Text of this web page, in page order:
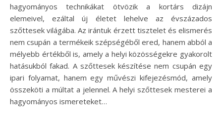
hagyományos technikákat ötvözik a kortárs dizájn
elemeivel, ezáltal új életet lehelve az évszázados
szőttesek világába. Az irántuk érzett tisztelet és elismerés
nem csupán a termékeik szépségéből ered, hanem abból a
mélyebb értékből is, amely a helyi közösségekre gyakorolt
hatásukból fakad. A szőttesek készítése nem csupán egy
ipari folyamat, hanem egy művészi kifejezésmód, amely
összeköti a múltat a jelennel. A helyi szőttesek mesterei a
hagyományos ismereteket…